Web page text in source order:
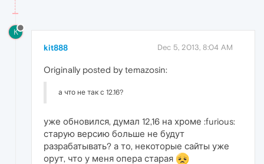
K
kit888 Dec 5, 2013, 8:04 AM
Originally posted by temazosin:
а что не так с 12.16?
уже обновился, думал 12,16 на хроме :furious:
старую версию больше не будут
разрабатывать? а то, некоторые сайты уже
орут, что у меня опера старая